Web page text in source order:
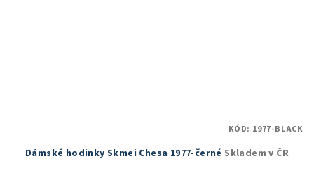
Dámské hodinky Skmei Chesa 1977-černé Skladem v ČR
KÓD: 1977-BLACK